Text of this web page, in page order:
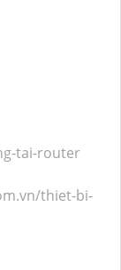
tai-router
thiet-bi-